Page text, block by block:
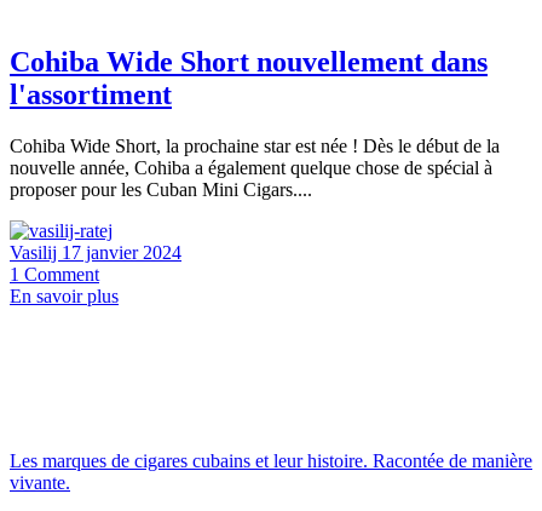
Cohiba Wide Short nouvellement dans
l'assortiment
Cohiba Wide Short, la prochaine star est née ! Dès le début de la
nouvelle année, Cohiba a également quelque chose de spécial à
proposer pour les Cuban Mini Cigars....
Vasilij 17 janvier 2024
1 Comment
En savoir plus
Les marques de cigares cubains et leur histoire. Racontée de manière
vivante.